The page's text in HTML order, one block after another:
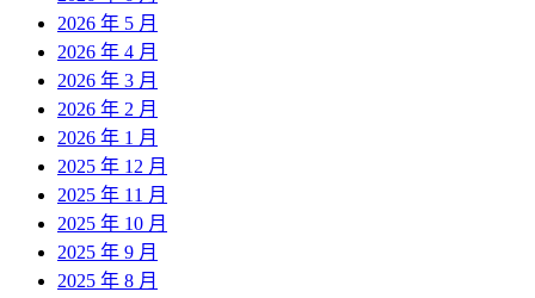
2026 年 5 月
2026 年 4 月
2026 年 3 月
2026 年 2 月
2026 年 1 月
2025 年 12 月
2025 年 11 月
2025 年 10 月
2025 年 9 月
2025 年 8 月